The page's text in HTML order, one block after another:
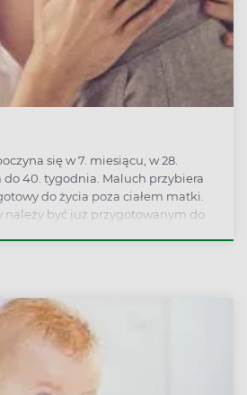
się w 7. miesiącu, w 28.
40. tygodnia. Maluch przybiera
do życia poza ciałem matki.
należy być już przygotowanym do